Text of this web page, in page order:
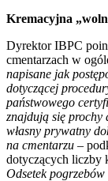
Kremacyjna
Dyrektor IBPC
cmentarzach w
napisane jak
dotyczącej
państwowego
znajdują się prochy
własny prywatny
na cmentarzu –
dotyczących liczby
Odsetek